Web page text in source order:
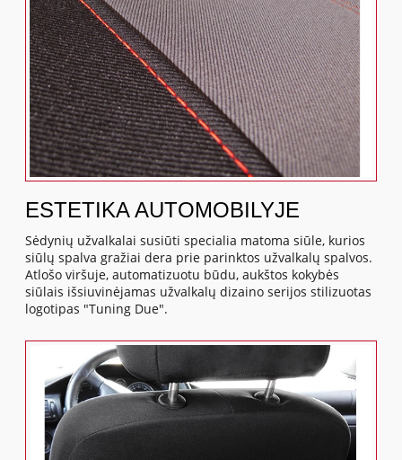
ESTETIKA AUTOMOBILYJE
Sėdynių užvalkalai susiūti specialia matoma siūle, kurios
siūlų spalva gražiai dera prie parinktos užvalkalų spalvos.
Atlošo viršuje, automatizuotu būdu, aukštos kokybės
siūlais išsiuvinėjamas užvalkalų dizaino serijos stilizuotas
logotipas "Tuning Due".